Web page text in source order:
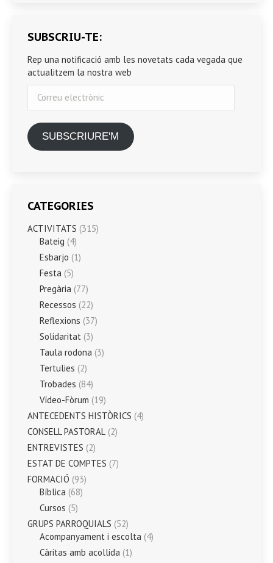
SUBSCRIU-TE:
Rep una notificació amb les novetats cada vegada que
actualitzem la nostra web
electrònic
SUBSCRIURE'M
CATEGORIES
ACTIVITATS (315)
Bateig (4)
Esbarjo (1)
Festa (5)
Pregària (77)
Recessos (22)
Reflexions (37)
Solidaritat (3)
Taula rodona (3)
Tertulies (2)
Trobades (84)
Vídeo-Fòrum (19)
ANTECEDENTS HISTÒRICS (4)
CONSELL PASTORAL (2)
ENTREVISTES (2)
ESTAT DE COMPTES (7)
FORMACIÓ (93)
Bíblica (68)
Cursos (5)
GRUPS PARROQUIALS (52)
Acompanyament i escolta (4)
Càritas amb acollida (1)